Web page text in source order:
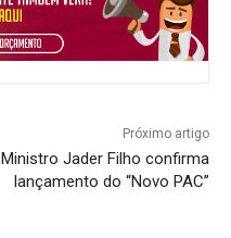
Próximo artigo
Ministro Jader Filho confirma
lançamento do “Novo PAC”